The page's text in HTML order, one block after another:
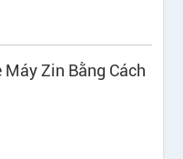
Máy Zin Bằng Cách